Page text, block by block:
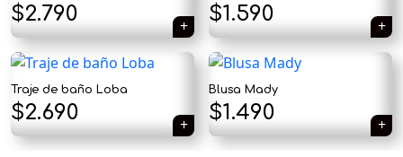
$2.790
El
precio
original
era:
$1.890.
$1.590El
precio
actual
es:
$1.590.
Traje de baño Loba
$2.690
Blusa Mady
El
precio
$1.490El
precio
Tu carrito está vacío.
Agregá un producto y aparecerá acá
automáticamente.